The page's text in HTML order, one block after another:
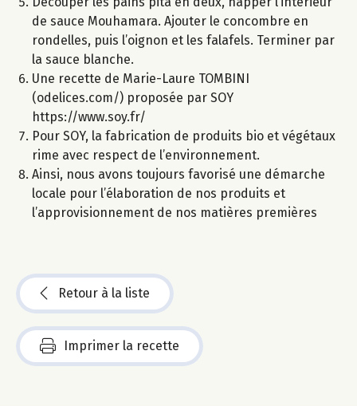
de sauce Mouhamara. Ajouter le concombre en
rondelles, puis l’oignon et les falafels. Terminer par
la sauce blanche.
Une recette de Marie-Laure TOMBINI
(odelices.com/) proposée par SOY
https://www.soy.fr/
Pour SOY, la fabrication de produits bio et végétaux
rime avec respect de l’environnement.
Ainsi, nous avons toujours favorisé une démarche
locale pour l’élaboration de nos produits et
l’approvisionnement de nos matières premières
Retour à la liste
Imprimer la recette